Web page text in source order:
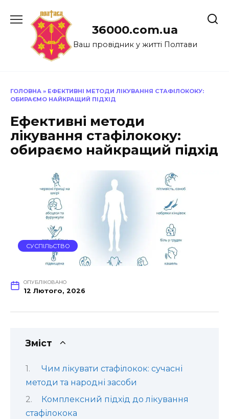
до
36000.com.ua
Ваш провідник у житті Полтави
ГОЛОВНА » ЕФЕКТИВНІ МЕТОДИ ЛІКУВАННЯ СТАФІЛОКОКУ:
ОБИРАЄМО НАЙКРАЩИЙ ПІДХІД
Ефективні методи
лікування стафілококу:
обираємо найкращий підхід
СУСПІЛЬСТВО
ОПУБЛІКОВАНО
12 Лютого, 2026
Зміст
Чим лікувати стафілокок: сучасні
методи та народні засоби
Комплексний підхід до лікування
стафілокока